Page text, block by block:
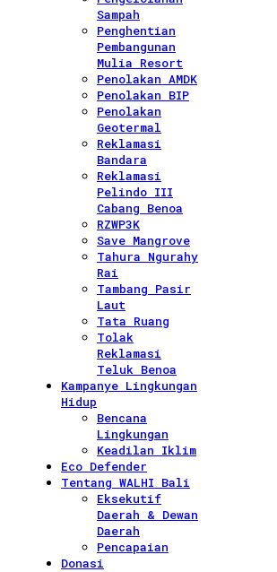
Sampah
Penghentian
Pembangunan
Mulia Resort
Penolakan AMDK
Penolakan BIP
Penolakan
Geotermal
Reklamasi
Bandara
Reklamasi
Pelindo III
Cabang Benoa
RZWP3K
Save Mangrove
Tahura Ngurahy
Rai
Tambang Pasir
Laut
Tata Ruang
Tolak
Reklamasi
Teluk Benoa
Kampanye Lingkungan
Hidup
Bencana
Lingkungan
Keadilan Iklim
Eco Defender
Tentang WALHI Bali
Eksekutif
Daerah & Dewan
Daerah
Pencapaian
Donasi